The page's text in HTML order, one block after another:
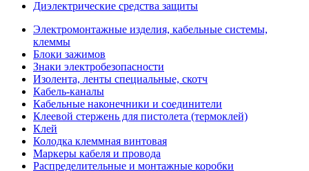
Диэлектрические средства защиты
Электромонтажные изделия, кабельные системы,
клеммы
Блоки зажимов
Знаки электробезопасности
Изолента, ленты специальные, скотч
Кабель-каналы
Кабельные наконечники и соединители
Клеевой стержень для пистолета (термоклей)
Клей
Колодка клеммная винтовая
Маркеры кабеля и провода
Распределительные и монтажные коробки